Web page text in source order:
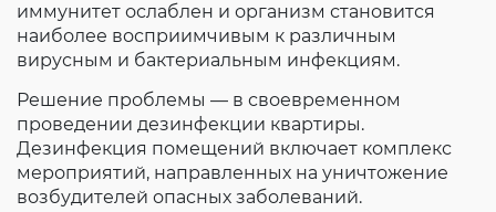
иммунитет ослаблен и организм становится
наиболее восприимчивым к различным
вирусным и бактериальным инфекциям.
Решение проблемы — в своевременном
проведении дезинфекции квартиры.
Дезинфекция помещений включает комплекс
мероприятий, направленных на уничтожение
возбудителей опасных заболеваний.